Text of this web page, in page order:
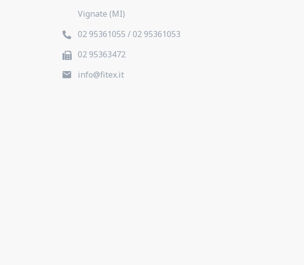
Vignate (MI)
02 95361055 / 02 95361053
02 95363472
info@fitex.it